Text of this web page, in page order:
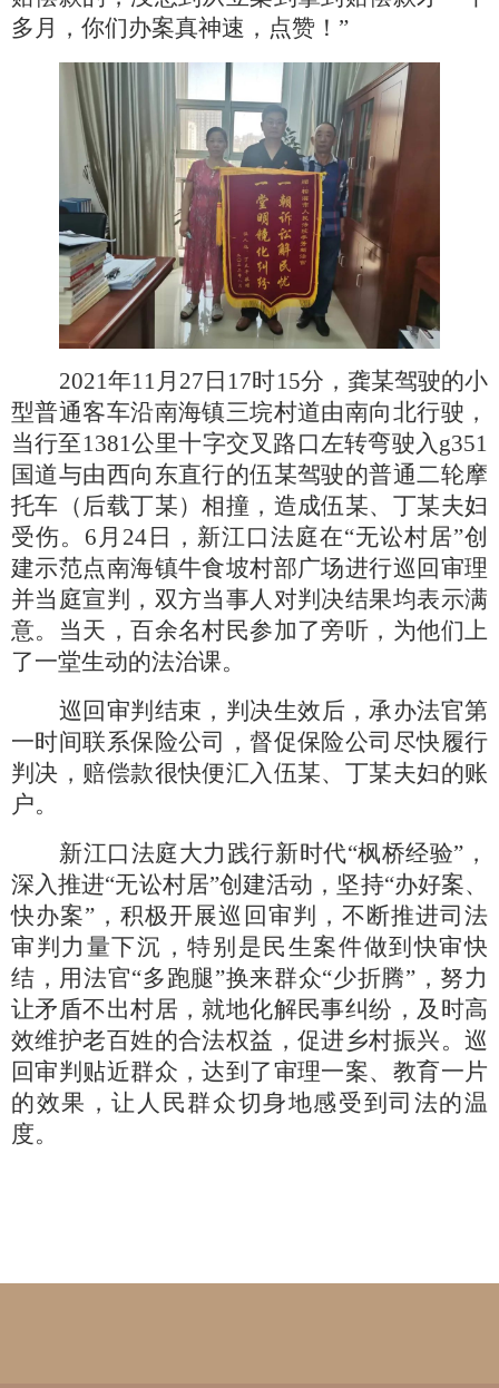
多月，你们办案真神速，点赞！”
2021年11月27日17时15分，龚某驾驶的小
型普通客车沿南海镇三垸村道由南向北行驶，
当行至1381公里十字交叉路口左转弯驶入g351
国道与由西向东直行的伍某驾驶的普通二轮摩
托车（后载丁某）相撞，造成伍某、丁某夫妇
受伤。6月24日，新江口法庭在“无讼村居”创
建示范点南海镇牛食坡村部广场进行巡回审理
并当庭宣判，双方当事人对判决结果均表示满
意。当天，百余名村民参加了旁听，为他们上
了一堂生动的法治课。
巡回审判结束，判决生效后，承办法官第
一时间联系保险公司，督促保险公司尽快履行
判决，赔偿款很快便汇入伍某、丁某夫妇的账
户。
新江口法庭大力践行新时代“枫桥经验”，
深入推进“无讼村居”创建活动，坚持“办好案、
快办案”，积极开展巡回审判，不断推进司法
审判力量下沉，特别是民生案件做到快审快
结，用法官“多跑腿”换来群众“少折腾”，努力
让矛盾不出村居，就地化解民事纠纷，及时高
效维护老百姓的合法权益，促进乡村振兴。巡
回审判贴近群众，达到了审理一案、教育一片
的效果，让人民群众切身地感受到司法的温
度。